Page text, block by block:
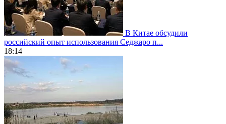
В Китае обсудили
российский опыт использования Седжаро п...
18:14